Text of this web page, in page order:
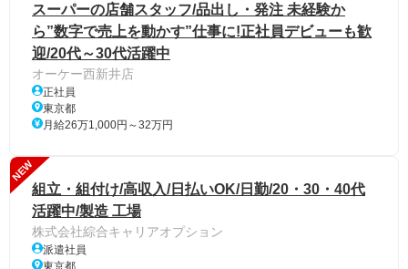
スーパーの店舗スタッフ/品出し・発注 未経験か
ら”数字で売上を動かす”仕事に!正社員デビューも歓
迎/20代～30代活躍中
オーケー西新井店
正社員
東京都
月給26万1,000円～32万円
NEW
組立・組付け/高収入/日払いOK/日勤/20・30・40代
活躍中/製造 工場
株式会社綜合キャリアオプション
派遣社員
東京都